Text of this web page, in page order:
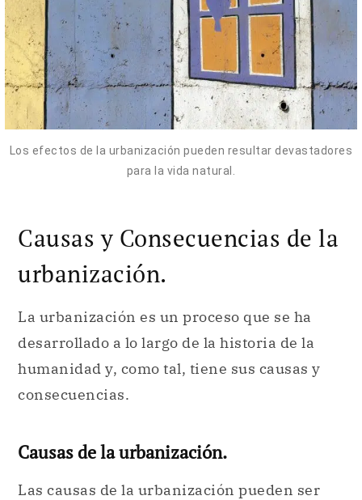
Los efectos de la urbanización pueden resultar devastadores
para la vida natural.
Causas y Consecuencias de la
urbanización.
La urbanización es un proceso que se ha
desarrollado a lo largo de la historia de la
humanidad y, como tal, tiene sus causas y
consecuencias.
Causas de la urbanización.
Las causas de la urbanización pueden ser